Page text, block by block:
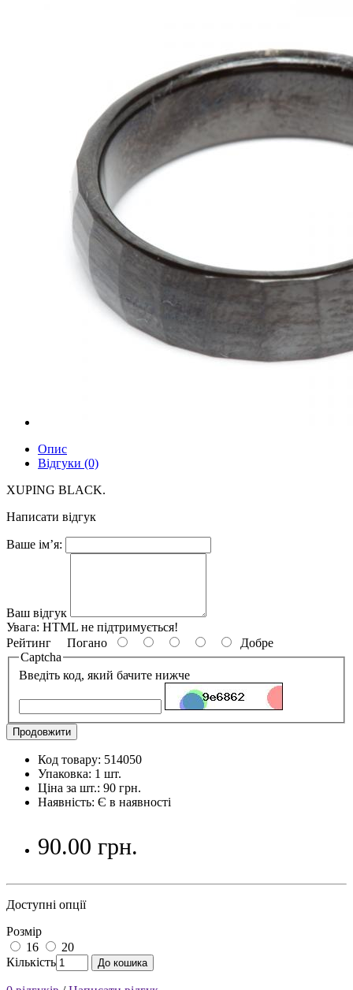
Опис
Відгуки (0)
XUPING BLACK.
Написати відгук
Ваше ім’я:
Ваш відгук
Увага: HTML не підтримується!
Рейтинг Погано
Добре
Captcha
Введіть код, який бачите нижче
Продовжити
Код товару: 514050
Упаковка: 1 шт.
Ціна за шт.: 90 грн.
Наявність: Є в наявності
90.00 грн.
Доступні опції
Розмір
16
20
Кількість
До кошика